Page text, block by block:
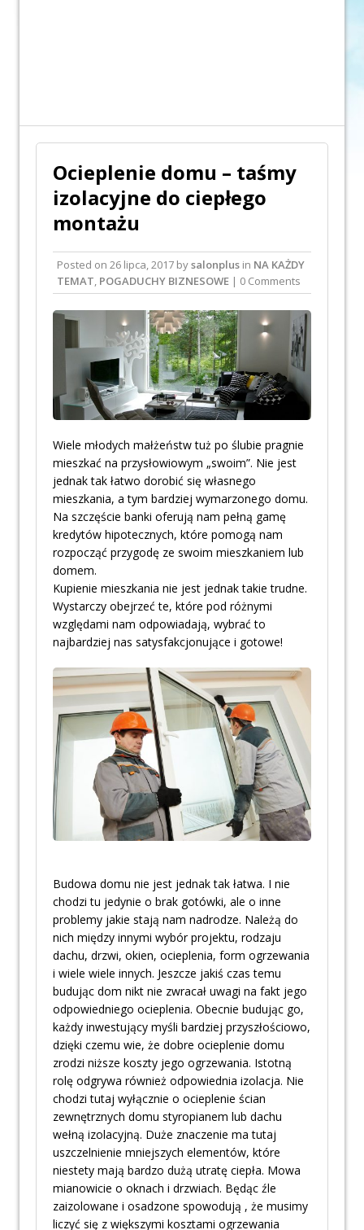
Ocieplenie domu – taśmy
izolacyjne do ciepłego
montażu
Posted on 26 lipca, 2017 bysalonplus in NA KAŻDY
TEMAT, POGADUCHY BIZNESOWE | 0 Comments
Wiele młodych małżeństw tuż po ślubie pragnie
mieszkać na przysłowiowym „swoim”. Nie jest
jednak tak łatwo dorobić się własnego
mieszkania, a tym bardziej wymarzonego domu.
Na szczęście banki oferują nam pełną gamę
kredytów hipotecznych, które pomogą nam
rozpocząć przygodę ze swoim mieszkaniem lub
domem.
Kupienie mieszkania nie jest jednak takie trudne.
Wystarczy obejrzeć te, które pod różnymi
względami nam odpowiadają, wybrać to
najbardziej nas satysfakcjonujące i gotowe!
Budowa domu nie jest jednak tak łatwa. I nie
chodzi tu jedynie o brak gotówki, ale o inne
problemy jakie stają nam nadrodze. Należą do
nich między innymi wybór projektu, rodzaju
dachu, drzwi, okien, ocieplenia, form ogrzewania
i wiele wiele innych. Jeszcze jakiś czas temu
budując dom nikt nie zwracał uwagi na fakt jego
odpowiedniego ocieplenia. Obecnie budując go,
każdy inwestujący myśli bardziej przyszłościowo,
dzięki czemu wie, że dobre ocieplenie domu
zrodzi niższe koszty jego ogrzewania. Istotną
rolę odgrywa również odpowiednia izolacja. Nie
chodzi tutaj wyłącznie o ocieplenie ścian
zewnętrznych domu styropianem lub dachu
wełną izolacyjną. Duże znaczenie ma tutaj
uszczelnienie mniejszych elementów, które
niestety mają bardzo dużą utratę ciepła. Mowa
mianowicie o oknach i drzwiach. Będąc źle
zaizolowane i osadzone spowodują , że musimy
liczyć się z większymi kosztami ogrzewania